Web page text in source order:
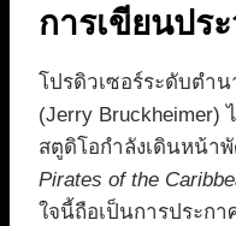
การเขียนปร
โปรดิวเซอร์ระดับตำน
(Jerry Bruckheimer)
สตูดิโอกำลังเดินหน้า
Pirates of the
ใจนี้ถือเป็นการประก